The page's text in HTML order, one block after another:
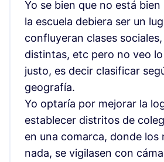
Yo se bien que no está
la escuela debiera ser un
confluyeran clases
distintas, etc pero no veo
justo, es decir clasificar
geografía.
Yo optaría por mejorar la
establecer distritos de
en una comarca, donde los
nada, se vigilasen con